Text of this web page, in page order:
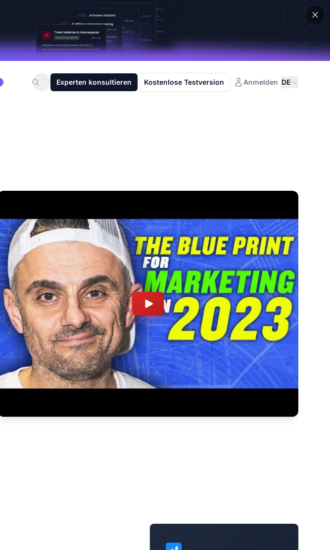
Experten konsultieren Kostenlose Testversion Anmelden DE